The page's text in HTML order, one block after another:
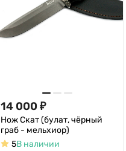
14 000 ₽
Нож Скат (булат, чёрный
граб - мельхиор)
5В наличии